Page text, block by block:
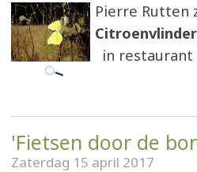
Pierre Rutten
Citroenvlinder
in restaurant
'Fietsen door de
Zaterdag 15 april 2017